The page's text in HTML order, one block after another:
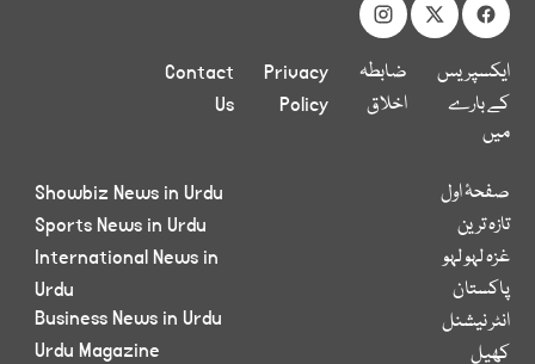
ایکسپریس
کے بارے
میں
ضابطہ
اخلاق
Privacy
Policy
Contact
Us
صفحۂ اول
تازہ ترین
غزہ لہو لہو
پاکستان
انٹر نیشنل
کھیل
Showbiz News in Urdu
Sports News in Urdu
International News in
Urdu
Business News in Urdu
Urdu Magazine